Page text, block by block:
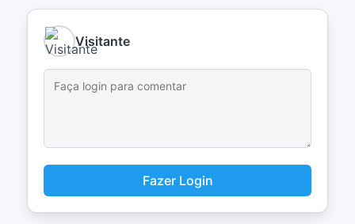
Visitante
Fazer Login